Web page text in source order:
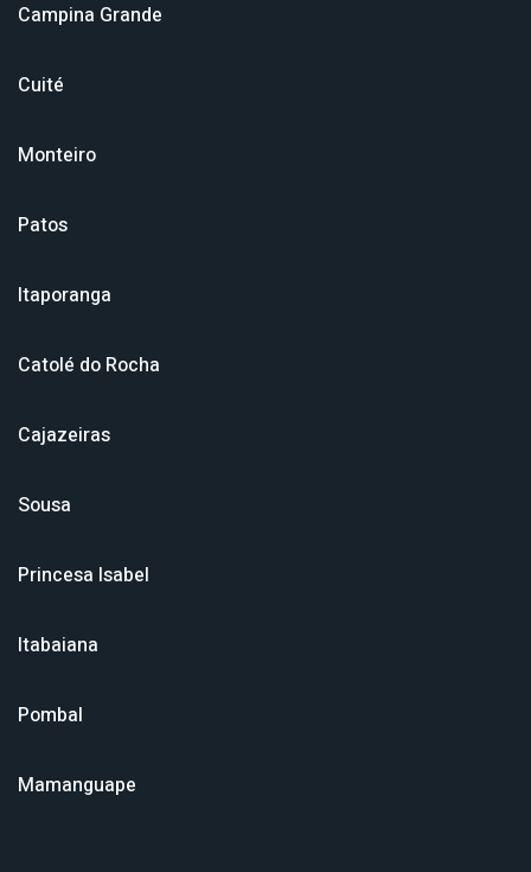
Campina Grande
Cuité
Monteiro
Patos
Itaporanga
Catolé do Rocha
Cajazeiras
Sousa
Princesa Isabel
Itabaiana
Pombal
Mamanguape